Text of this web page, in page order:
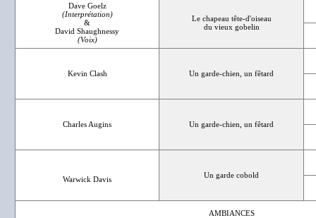
Dave Goelz
(Interprétation)
&
David Shaughnessy
(Voix)
Le chapeau tête-d'oiseau
du vieux gobelin
Kevin Clash Un garde-chien, un fêtard
Charles Augins Un garde-chien, un fêtard
Warwick Davis Un garde cobold
AMBIANCES